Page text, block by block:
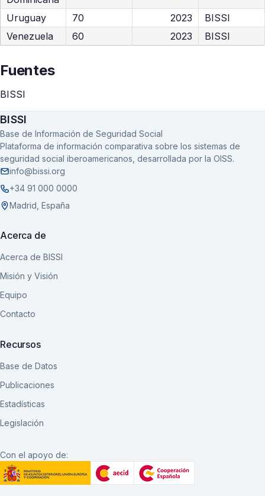
Uruguay 70 2023
BISSI
Venezuela
60 2023 BISSI
Fuentes
BISSI
BISSI
Base de Información de Seguridad Social
Plataforma de información comparativa sobre los sistemas de
seguridad social iberoamericanos, desarrollada por la OISS.
info@bissi.org
+34 91 000 0000
Madrid, España
Acerca de
Acerca de BISSI
Misión y Visión
Equipo
Contacto
Recursos
Base de Datos
Publicaciones
Estadísticas
Legislación
Con el apoyo de: